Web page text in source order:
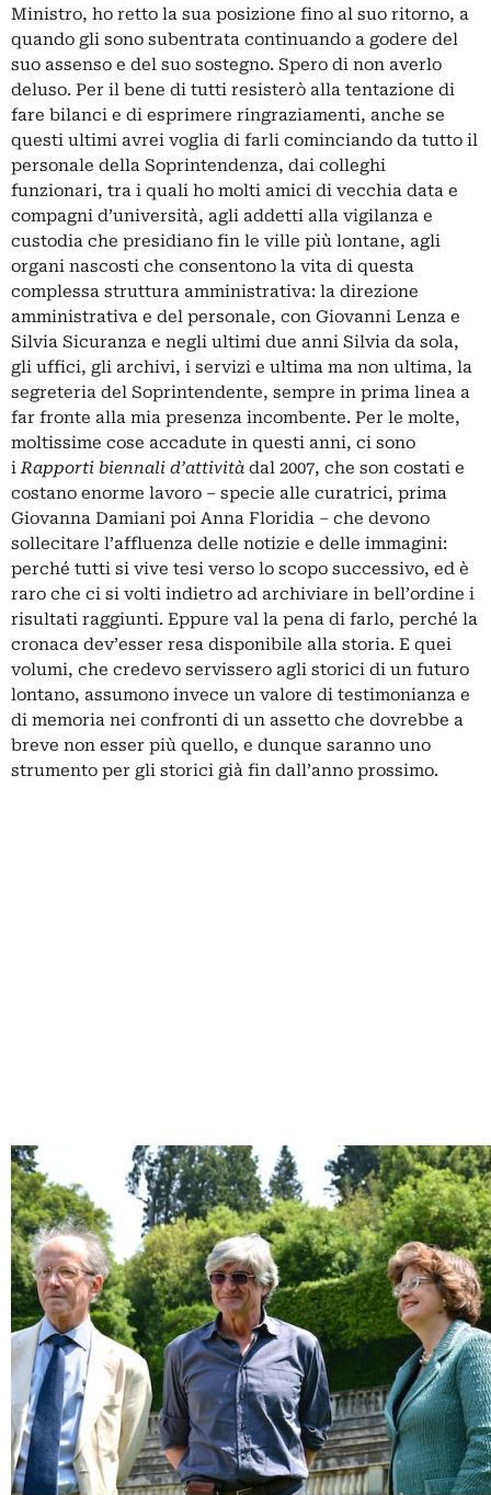
Ministro, ho retto la sua posizione fino al suo ritorno, a
quando gli sono subentrata continuando a godere del
suo assenso e del suo sostegno. Spero di non averlo
deluso. Per il bene di tutti resisterò alla tentazione di
fare bilanci e di esprimere ringraziamenti, anche se
questi ultimi avrei voglia di farli cominciando da tutto il
personale della Soprintendenza, dai colleghi
funzionari, tra i quali ho molti amici di vecchia data e
compagni d’università, agli addetti alla vigilanza e
custodia che presidiano fin le ville più lontane, agli
organi nascosti che consentono la vita di questa
complessa struttura amministrativa: la direzione
amministrativa e del personale, con Giovanni Lenza e
Silvia Sicuranza e negli ultimi due anni Silvia da sola,
gli uffici, gli archivi, i servizi e ultima ma non ultima, la
segreteria del Soprintendente, sempre in prima linea a
far fronte alla mia presenza incombente. Per le molte,
moltissime cose accadute in questi anni, ci sono
i Rapporti biennali d’attività dal 2007, che son costati e
costano enorme lavoro – specie alle curatrici, prima
Giovanna Damiani poi Anna Floridia – che devono
sollecitare l’affluenza delle notizie e delle immagini:
perché tutti si vive tesi verso lo scopo successivo, ed è
raro che ci si volti indietro ad archiviare in bell’ordine i
risultati raggiunti. Eppure val la pena di farlo, perché la
cronaca dev’esser resa disponibile alla storia. E quei
volumi, che credevo servissero agli storici di un futuro
lontano, assumono invece un valore di testimonianza e
di memoria nei confronti di un assetto che dovrebbe a
breve non esser più quello, e dunque saranno uno
strumento per gli storici già fin dall’anno prossimo.